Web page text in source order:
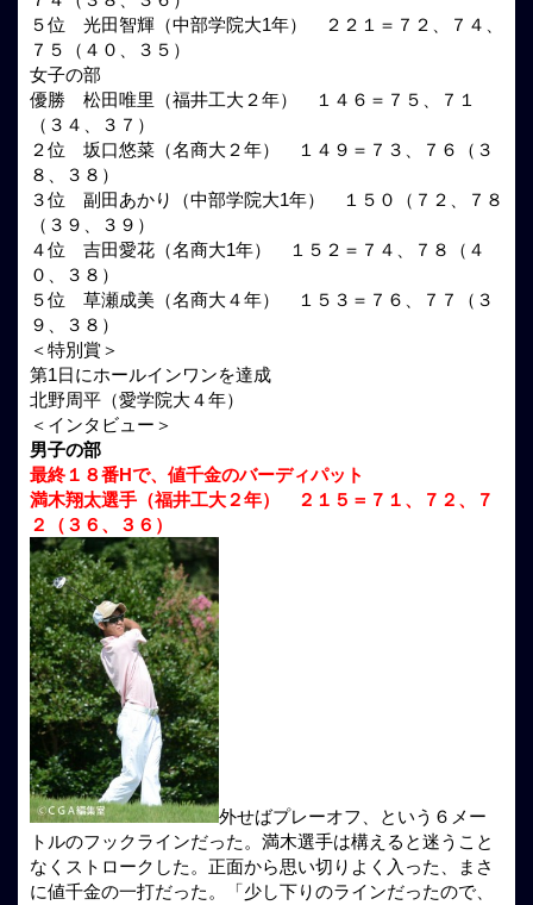
５位 光田智輝（中部学院大1年） ２２１＝７２、７４、
７５（４０、３５）
女子の部
優勝 松田唯里（福井工大２年） １４６＝７５、７１
（３４、３７）
２位 坂口悠菜（名商大２年） １４９＝７３、７６（３
８、３８）
３位 副田あかり（中部学院大1年） １５０（７２、７８
（３９、３９）
４位 吉田愛花（名商大1年） １５２＝７４、７８（４
０、３８）
５位 草瀬成美（名商大４年） １５３＝７６、７７（３
９、３８）
＜特別賞＞
第1日にホールインワンを達成
北野周平（愛学院大４年）
＜インタビュー＞
男子の部
最終１８番Hで、値千金のバーディパット
満木翔太選手（福井工大２年） ２１５＝７１、７２、７
２（３６、３６）
外せばプレーオフ、という６メー
トルのフックラインだった。満木選手は構えると迷うこと
なくストロークした。正面から思い切りよく入った、まさ
に値千金の一打だった。「少し下りのラインだったので、